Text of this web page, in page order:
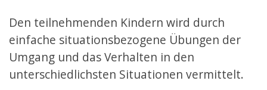
Den teilnehmenden Kindern wird durch
einfache situationsbezogene Übungen der
Umgang und das Verhalten in den
unterschiedlichsten Situationen vermittelt.